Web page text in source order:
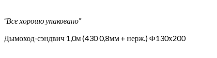
“Все хорошо упаковано”
Дымоход-сэндвич 1,0м (430 0,8мм + нерж.) Ф130х200